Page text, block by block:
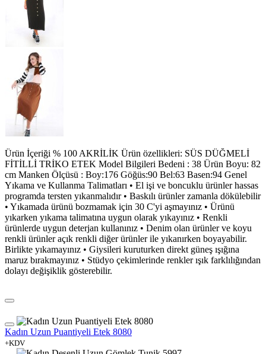
Ürün İçeriği % 100 AKRİLİK Ürün özellikleri: SÜS DÜĞMELİ
FİTİLLİ TRİKO ETEK Model Bilgileri Bedeni : 38 Ürün Boyu: 82
cm Manken Ölçüsü : Boy:176 Göğüs:90 Bel:63 Basen:94 Genel
Yıkama ve Kullanma Talimatları • El işi ve boncuklu ürünler hassas
programda tersten yıkanmalıdır • Baskılı ürünler zamanla dökülebilir
• Yıkamada ürünü bozmamak için 30 C'yi aşmayınız • Ürünü
yıkarken yıkama talimatına uygun olarak yıkayınız • Renkli
ürünlerde uygun deterjan kullanınız • Denim olan ürünler ve koyu
renkli ürünler açık renkli diğer ürünler ile yıkanırken boyayabilir.
Birlikte yıkamayınız • Giysileri kuruturken direkt güneş ışığına
maruz bırakmayınız • Stüdyo çekimlerinde renkler ışık farklılığından
dolayı değişiklik gösterebilir.
Kadın Uzun Puantiyeli Etek 8080
+KDV